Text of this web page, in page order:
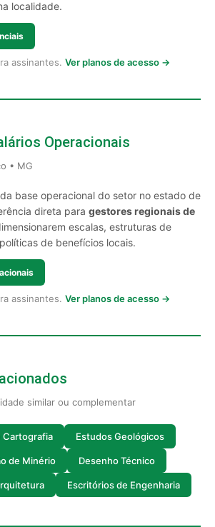
localidade.
assinantes. Ver planos de acesso →
Operacionais
• MG
base operacional do setor no estado de
direta para gestores regionais de
escalas, estruturas de
de benefícios locais.
assinantes. Ver planos de acesso →
similar ou complementar
Cartografia Estudos Geológicos
de Minério Desenho Técnico
Escritórios de Engenharia